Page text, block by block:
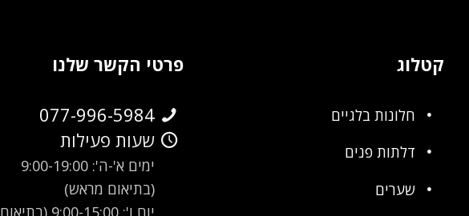
קטלוג
חלונות בלגיים
דלתות פנים
שערים
פרטי הקשר שלנו
077-996-5984
שעות פעילות
ימים א'-ה': 9:00-19:00
(בתיאום מראש)
יום ו': 9:00-15:00 (בתיאום